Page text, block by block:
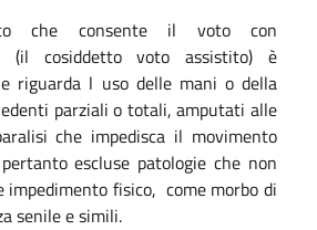
che consente il voto con
(il cosiddetto voto assistito) è
riguarda l uso delle mani o della
parziali o totali, amputati alle
che impedisca il movimento
escluse patologie che non
impedimento fisico, come morbo di
senile e simili.